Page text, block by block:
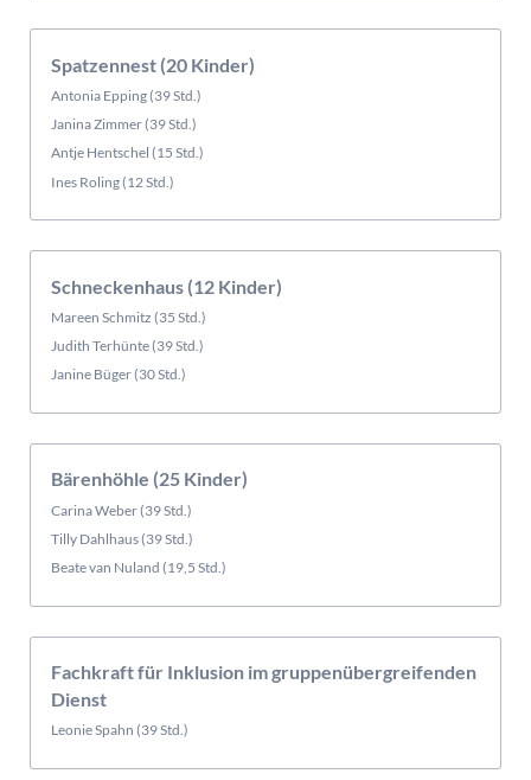
Spatzennest (20 Kinder)
Antonia Epping (39 Std.)
Janina Zimmer (39 Std.)
Antje Hentschel (15 Std.)
Ines Roling (12 Std.)
Schneckenhaus (12 Kinder)
Mareen Schmitz (35 Std.)
Judith Terhünte (39 Std.)
Janine Büger (30 Std.)
Bärenhöhle (25 Kinder)
Carina Weber (39 Std.)
Tilly Dahlhaus (39 Std.)
Beate van Nuland (19,5 Std.)
Fachkraft für Inklusion im gruppenübergreifenden
Dienst
Leonie Spahn (39 Std.)